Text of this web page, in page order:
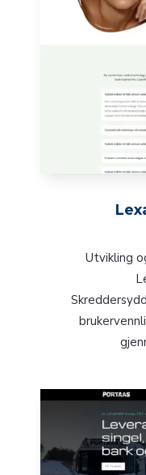
Utvikling